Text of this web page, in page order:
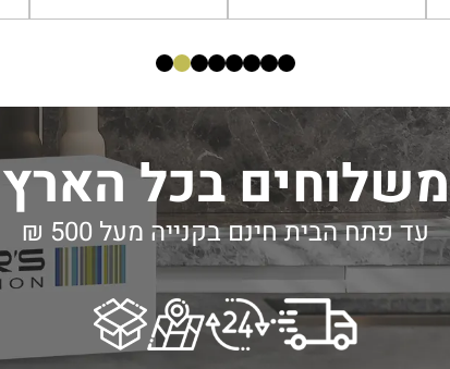
משלוחים בכל הארץ
עד פתח הבית חינם בקנייה מעל 500 ₪